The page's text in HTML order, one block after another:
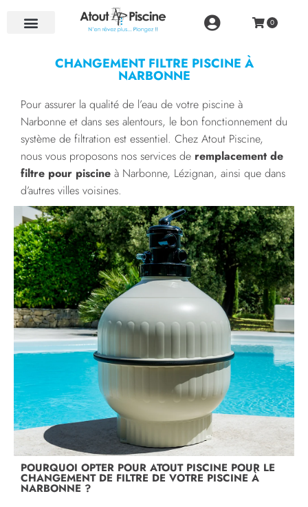
CHANGEMENT FILTRE PISCINE À
NARBONNE
Pour assurer la qualité de l’eau de votre piscine à
Narbonne et dans ses alentours, le bon fonctionnement du
système de filtration est essentiel. Chez Atout Piscine,
nous vous proposons nos services de remplacement de
filtre pour piscine à Narbonne, Lézignan, ainsi que dans
d’autres villes voisines.
POURQUOI OPTER POUR ATOUT PISCINE POUR LE
CHANGEMENT DE FILTRE DE VOTRE PISCINE À
NARBONNE ?